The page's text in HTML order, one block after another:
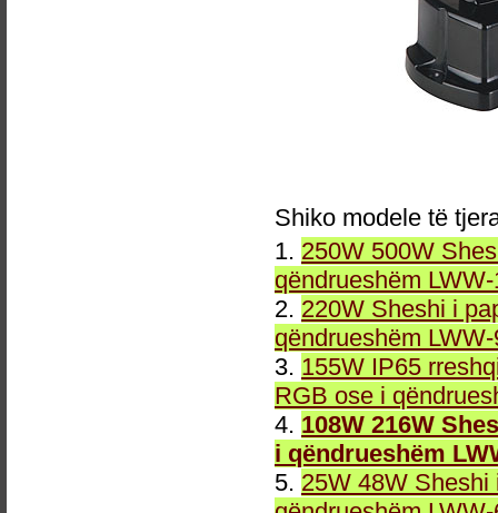
Shiko modele të
1. 250W 500W
qëndrueshëm
2. 220W Sheshi i
qëndrueshëm
3. 155W IP65
RGB ose i
4. 108W 216W
i qëndrueshëm
5. 25W 48W